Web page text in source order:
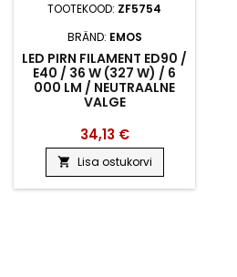
TOOTEKOOD: ZF5754
BRÄND: EMOS
LED PIRN FILAMENT ED90 /
E40 / 36 W (327 W) / 6
000 LM / NEUTRAALNE
VALGE
34,13 €
 Lisa ostukorvi